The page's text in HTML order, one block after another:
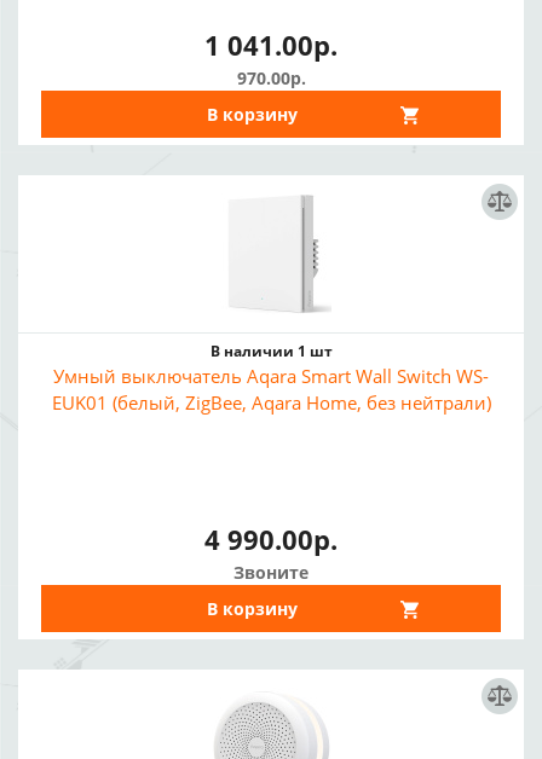
1 041.00р.
970.00р.
В корзину
В наличии 1 шт
Умный выключатель Aqara Smart Wall Switch WS-
EUK01 (белый, ZigBee, Aqara Home, без нейтрали)
4 990.00р.
Звоните
В корзину